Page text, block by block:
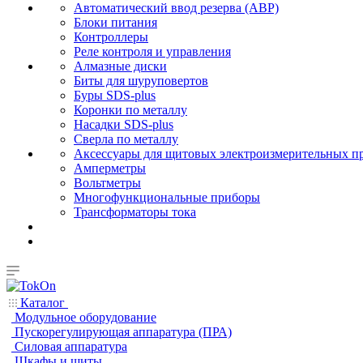
Автоматический ввод резерва (АВР)
Блоки питания
Контроллеры
Реле контроля и управления
Алмазные диски
Биты для шуруповертов
Буры SDS-plus
Коронки по металлу
Насадки SDS-plus
Сверла по металлу
Аксессуары для щитовых электроизмерительных
Амперметры
Вольтметры
Многофункциональные приборы
Трансформаторы тока
Каталог
Модульное оборудование
Пускорегулирующая аппаратура (ПРА)
Силовая аппаратура